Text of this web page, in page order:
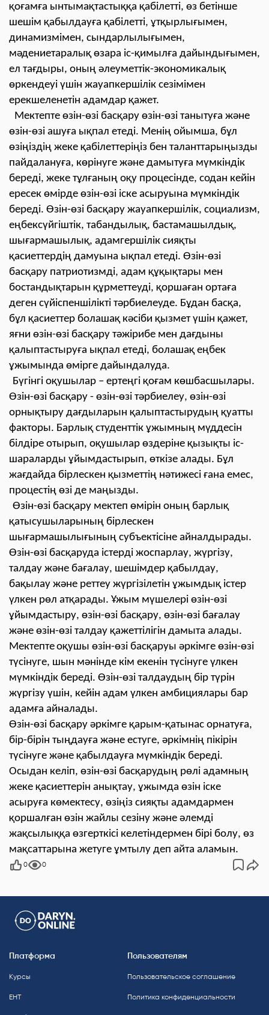
қоғамға ынтымақтастыққа қабілетті, өз бетінше
шешім қабылдауға қабілетті, ұтқырлығымен,
динамизмімен, сындарлылығымен,
мәдениетаралық өзара іс-қимылға дайындығымен,
ел тағдыры, оның әлеуметтік-экономикалық
өркендеуі үшін жауапкершілік сезімімен
ерекшеленетін адамдар қажет.
Мектепте өзін-өзі басқару өзін-өзі танытуға және
өзін-өзі ашуға ықпал етеді. Менің ойымша, бұл
өзіңіздің жеке қабілеттеріңіз бен таланттарыңызды
пайдалануға, көрінуге және дамытуға мүмкіндік
береді, жеке тұлғаның оқу процесінде, содан кейін
ересек өмірде өзін-өзі іске асыруына мүмкіндік
береді. Өзін-өзі басқару жауапкершілік, социализм,
еңбексүйгіштік, табандылық, бастамашылдық,
шығармашылық, адамгершілік сияқты
қасиеттердің дамуына ықпал етеді. Өзін-өзі
басқару патриотизмді, адам құқықтары мен
бостандықтарын құрметтеуді, қоршаған ортаға
деген сүйіспеншілікті тәрбиелеуде. Бұдан басқа,
бұл қасиеттер болашақ кәсіби қызмет үшін қажет,
яғни өзін-өзі басқару тәжірибе мен дағдыны
қалыптастыруға ықпал етеді, болашақ еңбек
ұжымында өмірге дайындалуда.
Бүгінгі оқушылар – ертеңгі қоғам көшбасшылары.
Өзін-өзі басқару - өзін-өзі тәрбиелеу, өзін-өзі
орнықтыру дағдыларын қалыптастырудың қуатты
факторы. Барлық студенттік ұжымның мүддесін
білдіре отырып, оқушылар өздеріне қызықты іс-
шараларды ұйымдастырып, өткізе алады. Бұл
жағдайда бірлескен қызметтің нәтижесі ғана емес,
процестің өзі де маңызды.
Өзін-өзі басқару мектеп өмірін оның барлық
қатысушыларының бірлескен
шығармашылығының субъектісіне айналдырады.
Өзiн-өзi басқаруда iстердi жоспарлау, жүргiзу,
талдау және бағалау, шешiмдер қабылдау,
бақылау және реттеу жүргiзiлетiн ұжымдық iстер
үлкен рөл атқарады. Ұжым мүшелері өзін-өзі
ұйымдастыру, өзін-өзі басқару, өзін-өзі бағалау
және өзін-өзі талдау қажеттілігін дамыта алады.
Мектептеоқушы өзін-өзі басқаруы әркімге өзін-өзі
түсінуге, шын мәнінде кім екенін түсінуге үлкен
мүмкіндік береді. Өзін-өзі талдаудың бір түрін
жүргізу үшін, кейін адам үлкен амбициялары бар
адамға айналады.
Өзін-өзі басқару әркімге қарым-қатынас орнатуға,
бір-бірін тыңдауға және естуге, әркімнің пікірін
түсінуге және қабылдауға мүмкіндік береді.
Осыдан келіп, өзін-өзі басқарудың рөлі адамның
жеке қасиеттерін анықтау, ұжымда өзін іске
асыруға көмектесу, өзіңіз сияқты адамдармен
қоршалған өзін жайлы сезіну және әлемді
жақсылыққа өзгерткісі келетіндермен бірі болу, өз
мақсаттарына жетуге ұмтылу деп айта аламын.
0 0
Платформа
Курсы
ЕНТ
Пользователям
Пользовательское соглашение
Политика конфиденциальности